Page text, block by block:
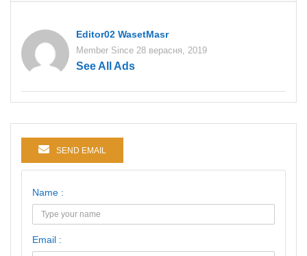
Editor02 WasetMasr
Member Since 28 верасня, 2019
See All Ads
SEND EMAIL
Name :
Email :